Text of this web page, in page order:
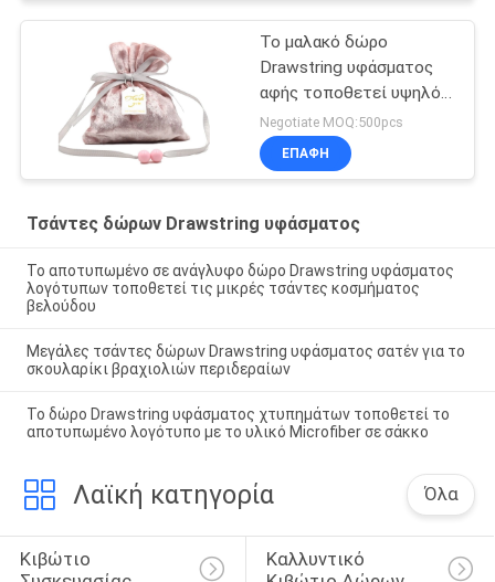
Το μαλακό δώρο
Drawstring υφάσματος
αφής τοποθετεί υψηλό
σε σάκκο - υλικό
ποιοτικού βελούδου με
την ετικέττα
Negotiate MOQ:500pcs
ΕΠΑΦΉ
Τσάντες δώρων Drawstring υφάσματος
Το αποτυπωμένο σε ανάγλυφο δώρο Drawstring υφάσματος
λογότυπων τοποθετεί τις μικρές τσάντες κοσμήματος
βελούδου
Μεγάλες τσάντες δώρων Drawstring υφάσματος σατέν για το
σκουλαρίκι βραχιολιών περιδεραίων
Το δώρο Drawstring υφάσματος χτυπημάτων τοποθετεί το
αποτυπωμένο λογότυπο με το υλικό Microfiber σε σάκκο
Λαϊκή κατηγορία Όλα
Κιβώτιο
Καλλυντικό